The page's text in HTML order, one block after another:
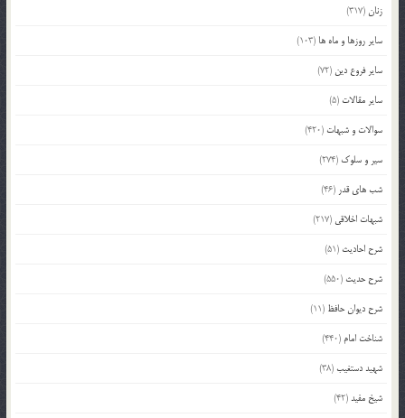
زنان(317)
سایر روزها و ماه ها (103)
سایر فروع دین (72)
سایر مقالات (5)
سوالات و شبهات (420)
سیر و سلوک (274)
شب های قدر (46)
شبهات اخلاقی (217)
شرح احادیث (51)
شرح حدیث (550)
شرح دیوان حافظ (11)
شناخت امام (440)
شهید دستغیب(38)
شیخ مفید(42)